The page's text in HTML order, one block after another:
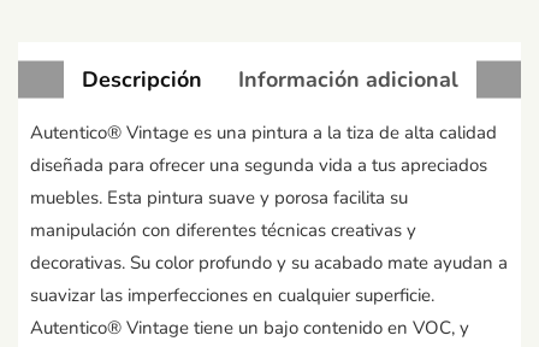
Descripción Información adicional
Autentico® Vintage es una pintura a la tiza de alta calidad
diseñada para ofrecer una segunda vida a tus apreciados
muebles. Esta pintura suave y porosa facilita su
manipulación con diferentes técnicas creativas y
decorativas. Su color profundo y su acabado mate ayudan a
suavizar las imperfecciones en cualquier superficie.
Autentico® Vintage tiene un bajo contenido en VOC, y